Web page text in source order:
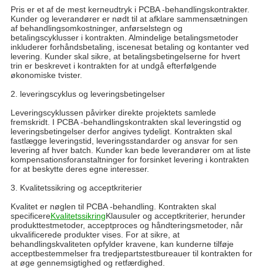
Pris er et af de mest kerneudtryk i PCBA -behandlingskontrakter.
Kunder og leverandører er nødt til at afklare sammensætningen
af ​​behandlingsomkostninger, anførselstegn og
betalingscyklusser i kontrakten. Almindelige betalingsmetoder
inkluderer forhåndsbetaling, iscenesat betaling og kontanter ved
levering. Kunder skal sikre, at betalingsbetingelserne for hvert
trin er beskrevet i kontrakten for at undgå efterfølgende
økonomiske tvister.
2. leveringscyklus og leveringsbetingelser
Leveringscyklussen påvirker direkte projektets samlede
fremskridt. I PCBA -behandlingskontrakten skal leveringstid og
leveringsbetingelser derfor angives tydeligt. Kontrakten skal
fastlægge leveringstid, leveringsstandarder og ansvar for sen
levering af hver batch. Kunder kan bede leverandører om at liste
kompensationsforanstaltninger for forsinket levering i kontrakten
for at beskytte deres egne interesser.
3. Kvalitetssikring og acceptkriterier
Kvalitet er nøglen til PCBA -behandling. Kontrakten skal
specificereKvalitetssikringKlausuler og acceptkriterier, herunder
produkttestmetoder, acceptproces og håndteringsmetoder, når
ukvalificerede produkter vises. For at sikre, at
behandlingskvaliteten opfylder kravene, kan kunderne tilføje
acceptbestemmelser fra tredjepartstestbureauer til kontrakten for
at øge gennemsigtighed og retfærdighed.